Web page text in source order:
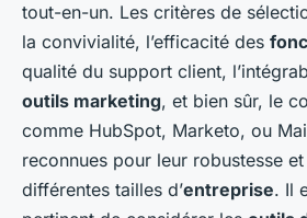
tout-en-un. Les critères de
la convivialité, l’efficacité des
qualité du support client,
outils marketing, et bien sûr, le
comme HubSpot, Marketo, ou
reconnues pour leur robustesse
différentes tailles d’entreprise. Il